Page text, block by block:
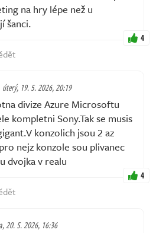
na hry lépe než u
šanci.
4
úterý, 19. 5. 2026, 20:19
divize Azure Microsoftu
kompletni Sony.Tak se musis
konzolich jsou 2 az
nejz konzole sou plivanec
dvojka v realu
4
20. 5. 2026, 16:36